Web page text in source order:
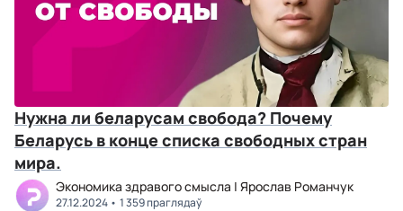
Нужна ли беларусам свобода? Почему
Беларусь в конце списка свободных стран
мира.
Экономика здравого смысла | Ярослав Романчук
27.12.2024 1 359 праглядаў